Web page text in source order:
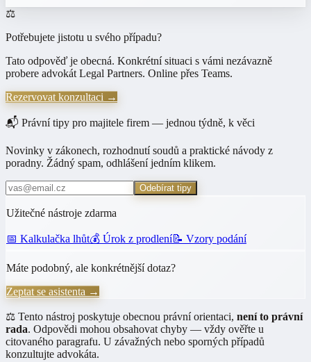
⚖️
Potřebujete jistotu u svého případu?
Tato odpověď je obecná. Konkrétní situaci s vámi nezávazně
probere advokát Legal Partners. Online přes Teams.
Rezervovat konzultaci →
📬 Právní tipy pro majitele firem — jednou týdně, k věci
Novinky v zákonech, rozhodnutí soudů a praktické návody z
poradny. Žádný spam, odhlášení jedním klikem.
Odebírat tipy
Užitečné nástroje zdarma
📅 Kalkulačka lhůt💰 Úrok z prodlení📝 Vzory podání
Máte podobný, ale konkrétnější dotaz?
Zeptat se asistenta →
⚖️ Tento nástroj poskytuje obecnou právní orientaci, není to právní
rada. Odpovědi mohou obsahovat chyby — vždy ověřte u
citovaného paragrafu. U závažných nebo sporných případů
konzultujte advokáta.